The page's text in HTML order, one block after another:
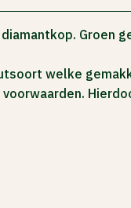
Groen
welke
voorwaarden.